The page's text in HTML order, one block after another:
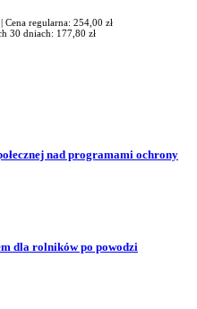
Cena regularna: 254,00 zł
30 dniach: 177,80 zł
nad programami ochrony
dla rolników po powodzi